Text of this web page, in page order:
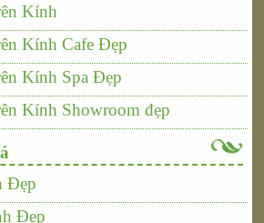
Kính
Kính Cafe Đẹp
Kính Spa Đẹp
Kính Showroom đẹp
Đẹp
Đẹp